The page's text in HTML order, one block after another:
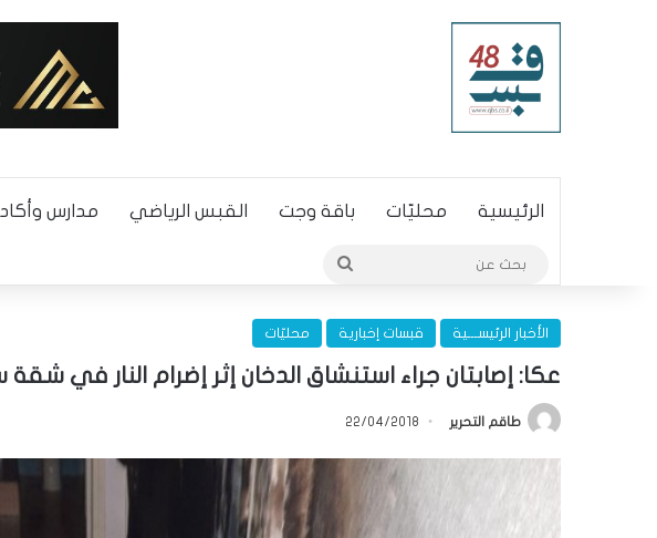
الرئيسية محليّات باقة وجت القبس الرياضي مدارس
الأخبار الرئيســـية قبسات إخبارية محليّات
عكا: إصابتان جراء استنشاق الدخان إثر إضرام النار في
طاقم التحرير 22/04/2018